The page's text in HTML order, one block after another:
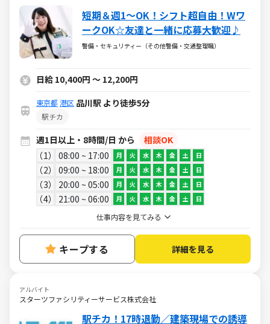
短期＆週1～OK！シフト超自由！Wワ
ークOK☆友達と一緒に応募大歓迎♪
警備・セキュリティー（その他警備・交通整理職）
日給 10,400円 ～ 12,200円
東京都 港区 品川駅 より徒歩5分
駅チカ
週1日以上・8時間/日 から
相談OK
1
08:00 ~ 17:00 月 火 水 木 金 土 日
2 09:00 ~ 18:00 月 火 水 木 金 土 日
3 20:00 ~ 05:00 月 火 水 木 金 土 日
4 21:00 ~ 06:00 月 火 水 木 金 土 日
仕事内容を見てみる
キープする 詳細を見る
アルバイト
スターツファシリティーサービス株式会社
駅チカ！17時退勤／建築現場での誘導